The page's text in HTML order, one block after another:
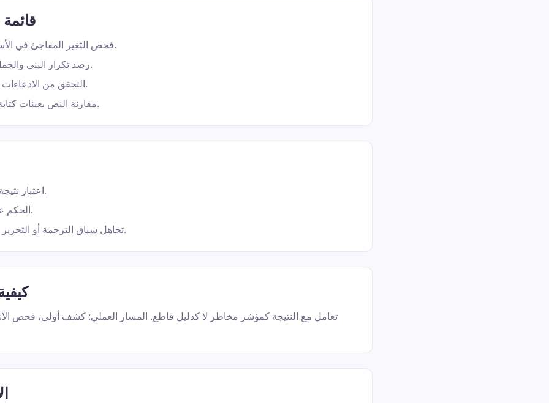
فحص التغير المفاجئ في الأسلوب بين الفقرات.
رصد تكرار البنى والجمل بشكل مبالغ فيه.
التحقق من الادعاءات والأرقام والمراجع.
مقارنة النص بعينات كتابة سابقة إن توفرت.
اعتبار نتيجة واحدة حكمًا نهائيًا.
الحكم على نص قصير جدًا.
تجاهل سياق الترجمة أو التحرير أو الكتابة التعاونية.
تعامل مع النتيجة كمؤشر مخاطر لا كدليل قاطع. المسار العملي: كشف أولي، فحص